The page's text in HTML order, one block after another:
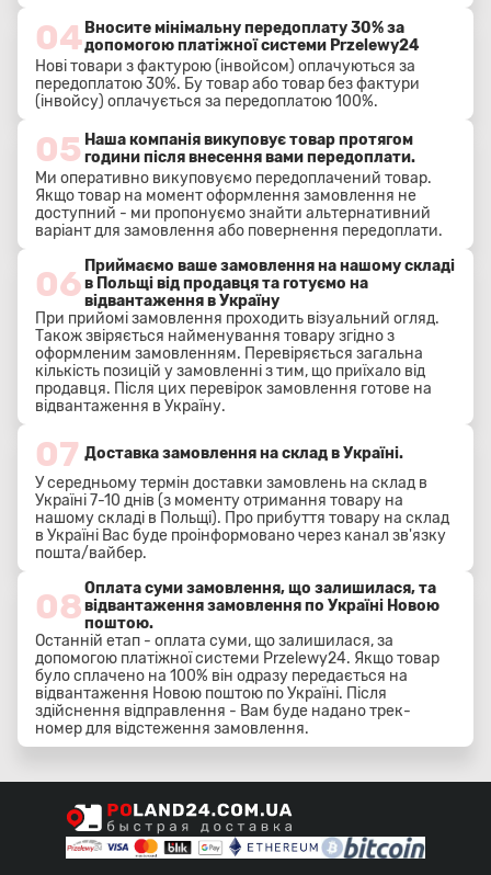
04 Вносите мінімальну передоплату 30% за
допомогою платіжної системи Przelewy24
Нові товари з фактурою (інвойсом) оплачуються за
передоплатою 30%. Бу товар або товар без фактури
(інвойсу) оплачується за передоплатою 100%.
05 Наша компанія викуповує товар протягом
години після внесення вами передоплати.
Ми оперативно викуповуємо передоплачений товар.
Якщо товар на момент оформлення замовлення не
доступний - ми пропонуємо знайти альтернативний
варіант для замовлення або повернення передоплати.
06 Приймаємо ваше замовлення на нашому складі
в Польщі від продавця та готуємо на
відвантаження в Україну
При прийомі замовлення проходить візуальний огляд.
Також звіряється найменування товару згідно з
оформленим замовленням. Перевіряється загальна
кількість позицій у замовленні з тим, що приїхало від
продавця. Після цих перевірок замовлення готове на
відвантаження в Україну.
07 Доставка замовлення на склад в Україні.
У середньому термін доставки замовлень на склад в
Україні 7-10 днів (з моменту отримання товару на
нашому складі в Польщі). Про прибуття товару на склад
в Україні Вас буде проінформовано через канал зв'язку
пошта/вайбер.
08Оплата суми замовлення, що залишилася, та
відвантаження замовлення по Україні Новою
поштою.
Останній етап - оплата суми, що залишилася, за
допомогою платіжної системи Przelewy24. Якщо товар
було сплачено на 100% він одразу передається на
відвантаження Новою поштою по Україні. Після
здійснення відправлення - Вам буде надано трек-
номер для відстеження замовлення.